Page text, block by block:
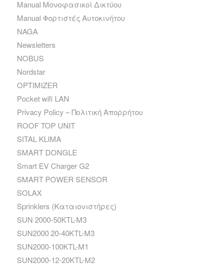
Manual Μονοφασικοί Δικτύου
Manual Φορτιστές Αυτοκινήτου
NAGA
Newsletters
NOBUS
Nordstar
OPTIMIZER
Pocket wifi LAN
Privacy Policy – Πολιτική Απορρήτου
ROOF TOP UNIT
SITAL KLIMA
SMART DONGLE
Smart EV Charger G2
SMART POWER SENSOR
SOLAX
Sprinklers (Καταιονιστήρες)
SUN 2000-50KTL-M3
SUN2000 20-40KTL-M3
SUN2000-100KTL-M1
SUN2000-12-20KTL-M2